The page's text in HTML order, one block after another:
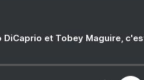
DiCaprio et Tobey Maguire,